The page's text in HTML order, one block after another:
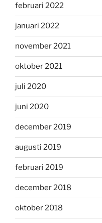
februari 2022
januari 2022
november 2021
oktober 2021
juli 2020
juni 2020
december 2019
augusti 2019
februari 2019
december 2018
oktober 2018